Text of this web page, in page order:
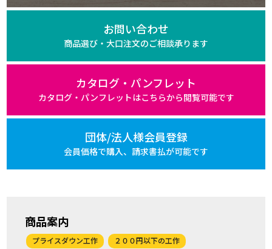
お問い合わせ
商品選び・大口注文のご相談承ります
カタログ・パンフレット
カタログ・パンフレットはこちらから閲覧可能です
団体/法人様会員登録
会員価格で購入、 請求書払が可能です
商品案内
プライスダウン工作
２００円以下の工作